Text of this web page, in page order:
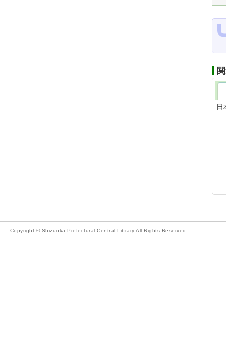
Copyright © Shizuoka Prefectural Central Library All Rights Reserved.